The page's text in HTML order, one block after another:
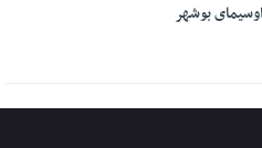
بوشهر